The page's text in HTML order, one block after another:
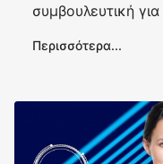
συμβουλευτική για
Περισσότερα...